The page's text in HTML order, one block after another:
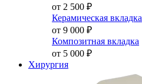
от 2 500 ₽
Керамическая вкладка
от 9 000 ₽
Композитная вкладка
от 5 000 ₽
Хирургия